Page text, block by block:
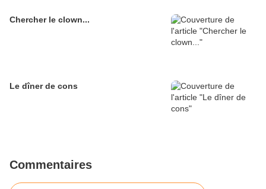
Chercher le clown...
Le dîner de cons
Commentaires